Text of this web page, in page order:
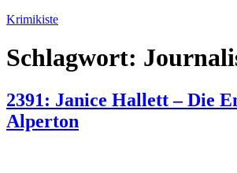
Zum
springen
Krimikiste
Schlagwort:
2391: Janice Hallett – Die
Alperton